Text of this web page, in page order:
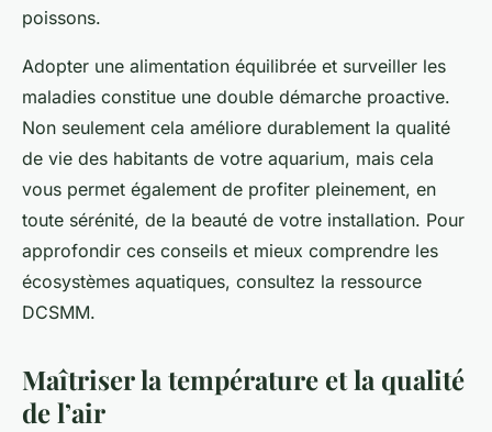
poissons.
Adopter une alimentation équilibrée et surveiller les
maladies constitue une double démarche proactive.
Non seulement cela améliore durablement la qualité
de vie des habitants de votre aquarium, mais cela
vous permet également de profiter pleinement, en
toute sérénité, de la beauté de votre installation. Pour
approfondir ces conseils et mieux comprendre les
écosystèmes aquatiques, consultez la ressource
DCSMM.
Maîtriser la température et la qualité
de l’air